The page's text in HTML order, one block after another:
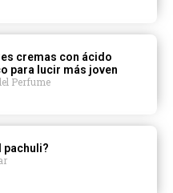
cremas con ácido
para lucir más joven
Perfume
pachuli?